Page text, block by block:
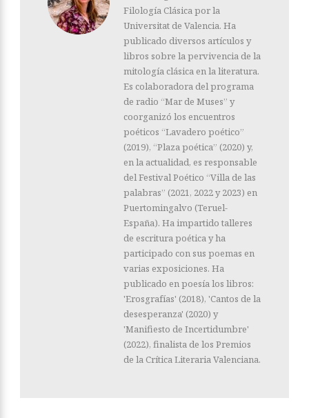
Filología Clásica por la
Universitat de Valencia. Ha
publicado diversos artículos y
libros sobre la pervivencia de la
mitología clásica en la literatura.
Es colaboradora del programa
de radio “Mar de Muses” y
coorganizó los encuentros
poéticos “Lavadero poético”
(2019), “Plaza poética” (2020) y,
en la actualidad, es responsable
del Festival Poético “Villa de las
palabras” (2021, 2022 y 2023) en
Puertomingalvo (Teruel-
España). Ha impartido talleres
de escritura poética y ha
participado con sus poemas en
varias exposiciones. Ha
publicado en poesía los libros:
'Erosgrafías' (2018), 'Cantos de la
desesperanza' (2020) y
'Manifiesto de Incertidumbre'
(2022), finalista de los Premios
de la Crítica Literaria Valenciana.